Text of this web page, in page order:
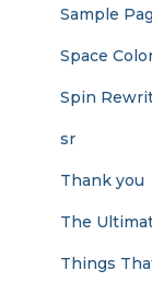
Sample
Space
Spin
sr
Thank you
The
Things